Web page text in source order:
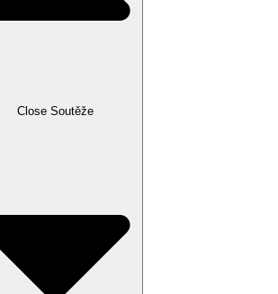
Close Soutěže